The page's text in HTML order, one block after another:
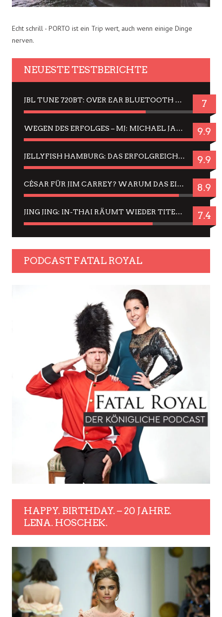
Echt schrill - PORTO ist ein Trip wert, auch wenn einige Dinge
nerven.
NEUESTE TESTBERICHTE
JBL TUNE 720BT: OVER EAR BLUETOOTH KOPFHÖRER UM DIE 50,-€ IM DAUER-TEST 7
WEGEN DES ERFOLGES – MJ: MICHAEL JACKSON MUSICAL IN EINER MATINEE SEHEN 9.9
JELLYFISH HAMBURG: DAS ERFOLGREICHE SOMMER-MENÜ 2025 IN GEFÜHLEN UND BILDERN 9.9
CÉSAR FÜR JIM CARREY? WARUM DAS EINER DER NERVIGSTEN ACTORS IST UND BLEIBT 8.9
JING JING: IN-THAI RÄUMT WIEDER TITEL AB – EIN ZWEI-STUNDEN-ERLEBNISBERICHT 7.4
PODCAST FATAL ROYAL
HAPPY. BIRTHDAY. – 20 JAHRE.
LENA. HOSCHEK.